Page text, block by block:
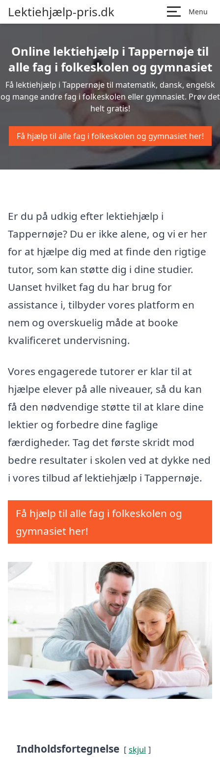
Lektiehjælp-pris.dk Menu
Online lektiehjælp i Tappernøje til
alle fag i folkeskolen og gymnasiet
Få lektiehjælp i Tappernøje til matematik, dansk, engelsk
og mange andre fag i folkeskolen eller gymnasiet. Prøv det
helt gratis!
Få hjælp til alle fag i folkeskolen og gymnasiet her!
Er du på udkig efter lektiehjælp i
Tappernøje? Du er ikke alene, og vi er her
for at hjælpe dig med at finde den rigtige
tutor, som kan støtte dig i dine studier.
Uanset hvilket fag du har brug for
assistance i, tilbyder vores platform en
nem og overskuelig måde at booke
kvalificeret undervisning.
Vores engagerede tutorer er klar til at
hjælpe elever på alle niveauer, så du kan
få den nødvendige støtte til at klare dine
lektier og forbedre dine faglige
færdigheder. Tag det første skridt mod
bedre resultater i skolen ved at dykke ned
i vores tilbud af lektiehjælp i Tappernøje.
Få hjælp til alle fag i folkeskolen og
gymnasiet her!
Indholdsfortegnelse skjul